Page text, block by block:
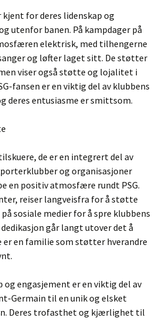
for deres lidenskap og
utenfor banen. På kampdager på
elektrisk, med tilhengerne
og løfter laget sitt. De støtter
viser også støtte og lojalitet i
fansen er en viktig del av klubbens
deres entusiasme er smittsom.
de er en integrert del av
og organisasjoner
en positiv atmosfære rundt PSG.
reiser langveisfra for å støtte
sosiale medier for å spre klubbens
dedikasjon går langt utover det å
er en familie som støtter hverandre
og engasjement er en viktig del av
Germain til en unik og elsket
Deres trofasthet og kjærlighet til